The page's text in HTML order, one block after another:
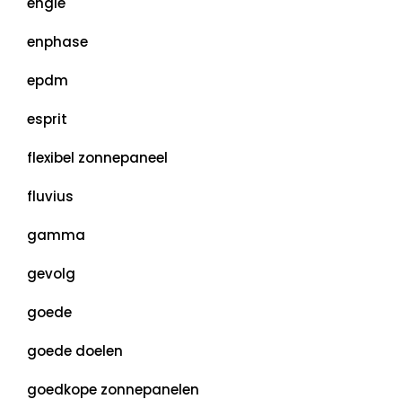
enphase
epdm
esprit
flexibel zonnepaneel
fluvius
gamma
gevolg
goede
goede doelen
goedkope zonnepanelen